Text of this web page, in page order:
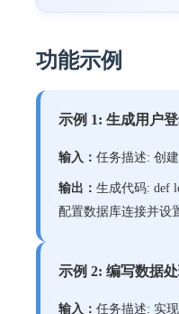
功能示例
示例 1: 生成用户
输入： 任务描述: 创
输出： 生成代码: def
配置数据库连接并设
示例 2: 编写数据
输入： 任务描述: 实